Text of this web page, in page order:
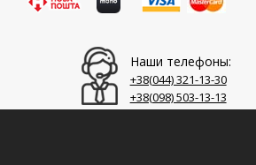
Наши телефоны:
+38(044)‎ 321-13-30
+38(098)‎ 503-13-13